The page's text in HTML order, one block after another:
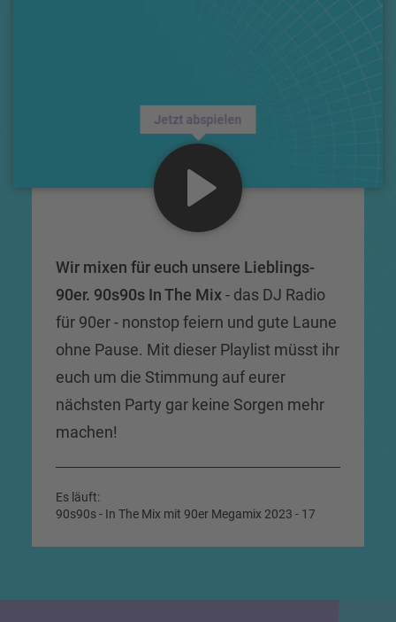
Jetzt abspielen
Wir mixen für euch unsere Lieblings-
90er. 90s90s In The Mix- das DJ Radio
für 90er - nonstop feiern und gute Laune
ohne Pause. Mit dieser Playlist müsst ihr
euch um die Stimmung auf eurer
nächsten Party gar keine Sorgen mehr
machen!
Es läuft:
90s90s - In The Mix mit 90er Megamix 2023 - 17